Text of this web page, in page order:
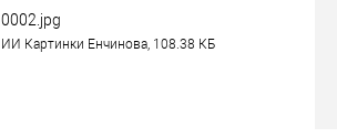
0002.jpg
ИИ Картинки Енчинова, 108.38 КБ